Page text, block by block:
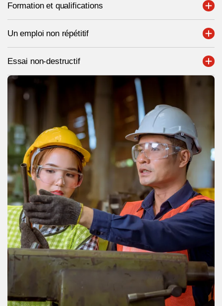
Formation et qualifications
Un emploi non répétitif
Essai non-destructif
Test
Nom complet *
Adresse courriel *
Numéro de téléphone
Régions *
Veuillez inscrire toutes les régions auxquelles vous portez
de l’intérêt
Joindre un CV *